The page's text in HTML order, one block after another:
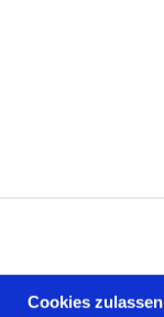
Cookies zulassen